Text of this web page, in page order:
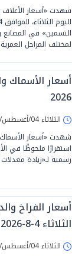
شهدت «أسعار الأعلاف
لمختلف المراحل
2026
الثلاثاء 04/أغسطس/2026 - 09:30 ص
استقرارًا ملحوظًا في
رسمية لـ«زيادة
أسعار الفراخ
الثلاثاء 4-8-2026
الثلاثاء 04/أغسطس/2026 - 09:00 ص